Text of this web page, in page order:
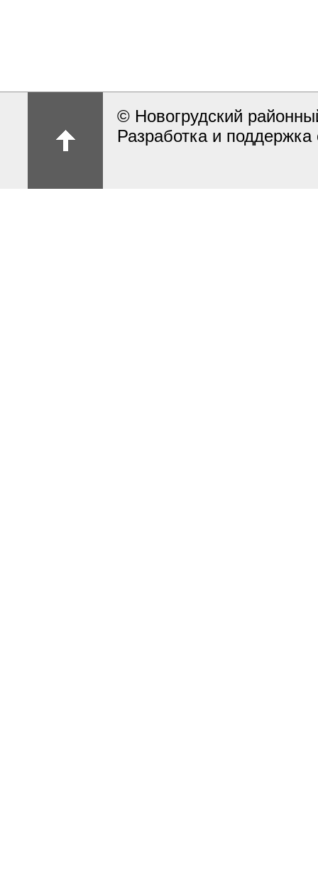
© Новогрудский
Разработка и поддержка